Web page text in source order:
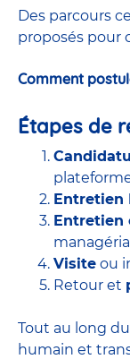
Des parcours
proposés pour
Comment
Étapes de
Entretien
Entretien
Visite ou
Retour et
Tout au long
humain et